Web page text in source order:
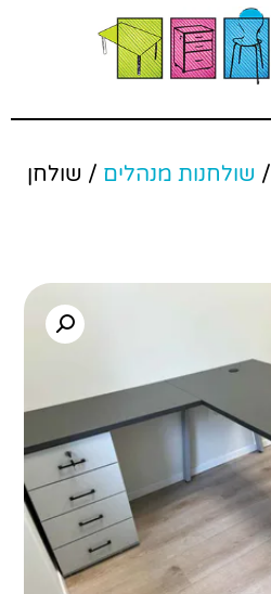
שולחנות מנהלים/ שולחן